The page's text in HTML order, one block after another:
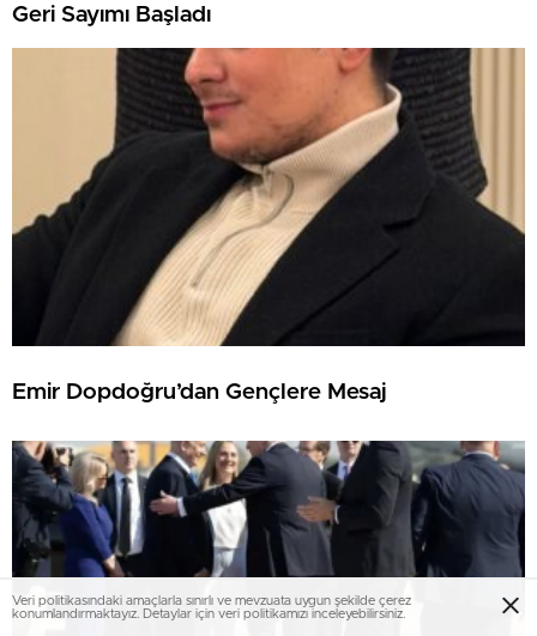
Geri Sayımı Başladı
Emir Dopdoğru’dan Gençlere Mesaj
Veri politikasındaki amaçlarla sınırlı ve mevzuata uygun şekilde çerez
konumlandırmaktayız. Detaylar için veri politikamızı inceleyebilirsiniz.